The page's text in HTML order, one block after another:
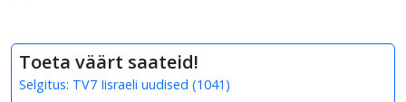
Toeta väärt saateid!
Selgitus: TV7 Iisraeli uudised (1041 )